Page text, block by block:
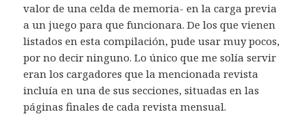
valor de una celda de memoria- en la carga previa
a un juego para que funcionara. De los que vienen
listados en esta compilación, pude usar muy pocos,
por no decir ninguno. Lo único que me solía servir
eran los cargadores que la mencionada revista
incluía en una de sus secciones, situadas en las
páginas finales de cada revista mensual.